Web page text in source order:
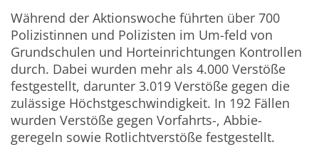
Während der Aktionswoche führten über 700
Polizistinnen und Polizisten im Um-feld von
Grundschulen und Horteinrichtungen Kontrollen
durch. Dabei wurden mehr als 4.000 Verstöße
festgestellt, darunter 3.019 Verstöße gegen die
zulässige Höchstgeschwindigkeit. In 192 Fällen
wurden Verstöße gegen Vorfahrts-, Abbie-
geregeln sowie Rotlichtverstöße festgestellt.